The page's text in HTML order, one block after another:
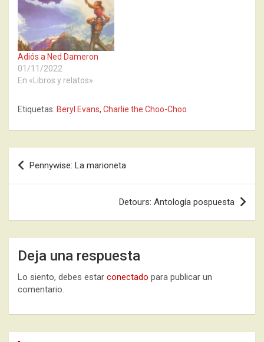
Adiós a Ned Dameron
01/11/2022
En «Libros y relatos»
Etiquetas: Beryl Evans, Charlie the Choo-Choo
Navegación
de
Pennywise: La marioneta
Detours: Antología pospuesta
Deja una respuesta
Lo siento, debes estar conectado para publicar un
comentario.